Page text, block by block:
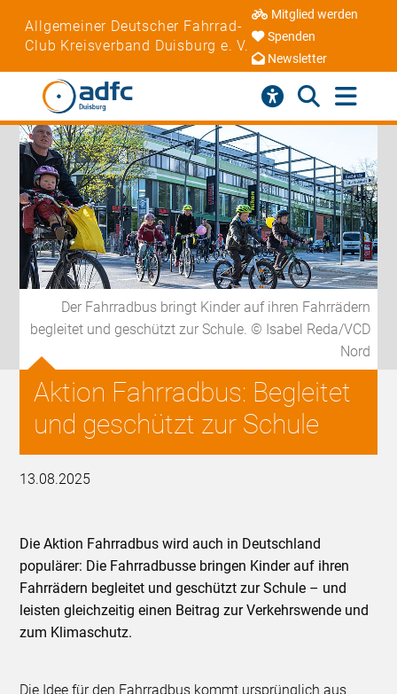
Allgemeiner Deutscher Fahrrad-
Club Kreisverband Duisburg e. V.
Mitglied werden
Spenden
Newsletter
Der Fahrradbus bringt Kinder auf ihren Fahrrädern
begleitet und geschützt zur Schule. © Isabel Reda/VCD
Nord
Aktion Fahrradbus: Begleitet
und geschützt zur Schule
13.08.2025
Die Aktion Fahrradbus wird auch in Deutschland
populärer: Die Fahrradbusse bringen Kinder auf ihren
Fahrrädern begleitet und geschützt zur Schule – und
leisten gleichzeitig einen Beitrag zur Verkehrswende und
zum Klimaschutz.
Die Idee für den Fahrradbus kommt ursprünglich aus